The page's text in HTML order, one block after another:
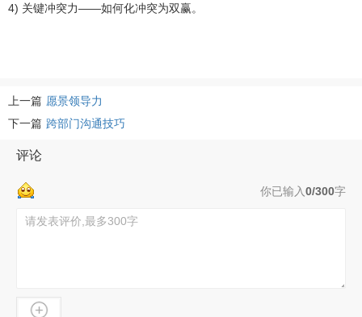
4) 关键冲突力——如何化冲突为双赢。
上一篇 愿景领导力
下一篇 跨部门沟通技巧
评论
你已输入0/300字